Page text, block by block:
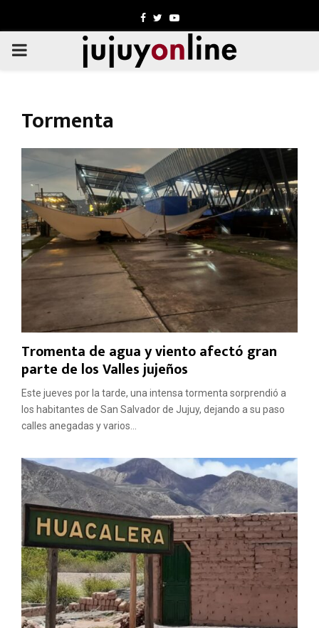
Facebook
TwitterYoutube
PRIMARY
Tormenta
Tromenta de agua y viento afectó gran
parte de los Valles jujeños
Este jueves por la tarde, una intensa tormenta sorprendió a
los habitantes de San Salvador de Jujuy, dejando a su paso
calles anegadas y varios...